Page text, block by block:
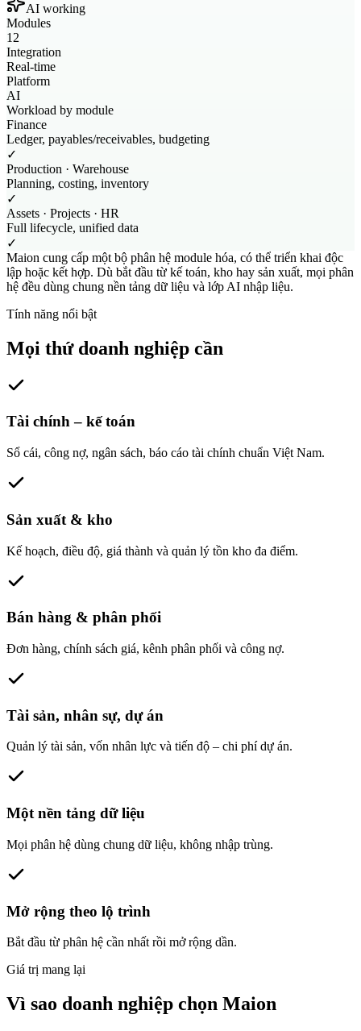
AI working
Modules
12
Integration
Real-time
Platform
AI
Workload by module
Finance
Ledger, payables/receivables, budgeting
✓
Production · Warehouse
Planning, costing, inventory
✓
Assets · Projects · HR
Full lifecycle, unified data
✓
Maion cung cấp một bộ phân hệ module hóa, có thể triển khai độc
lập hoặc kết hợp. Dù bắt đầu từ kế toán, kho hay sản xuất, mọi phân
hệ đều dùng chung nền tảng dữ liệu và lớp AI nhập liệu.
Tính năng nổi bật
Mọi thứ doanh nghiệp cần
Tài chính – kế toán
Sổ cái, công nợ, ngân sách, báo cáo tài chính chuẩn Việt Nam.
Sản xuất & kho
Kế hoạch, điều độ, giá thành và quản lý tồn kho đa điểm.
Bán hàng & phân phối
Đơn hàng, chính sách giá, kênh phân phối và công nợ.
Tài sản, nhân sự, dự án
Quản lý tài sản, vốn nhân lực và tiến độ – chi phí dự án.
Một nền tảng dữ liệu
Mọi phân hệ dùng chung dữ liệu, không nhập trùng.
Mở rộng theo lộ trình
Bắt đầu từ phân hệ cần nhất rồi mở rộng dần.
Giá trị mang lại
Vì sao doanh nghiệp chọn Maion